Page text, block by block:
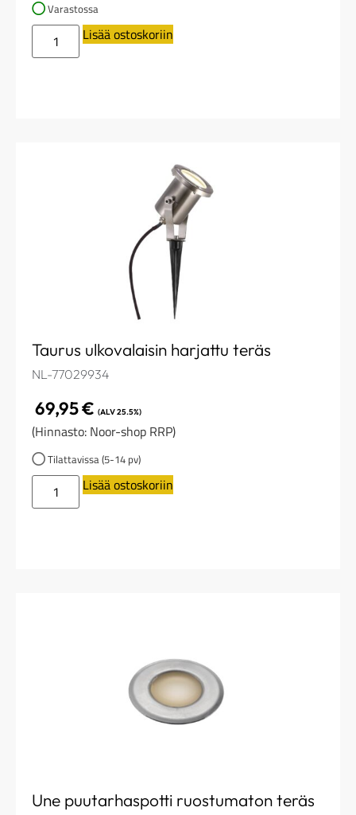
Varastossa
Lisää ostoskoriin
Taurus ulkovalaisin harjattu teräs
NL-77029934
69,95€ (ALV 25.5%)
(Hinnasto: Noor-shop RRP)
Tilattavissa (5-14 pv)
Lisää ostoskoriin
Une puutarhaspotti ruostumaton teräs